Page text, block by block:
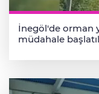
İnegöl'de orman
müdahale